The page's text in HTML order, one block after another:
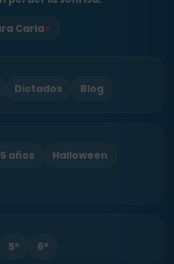
Carla♥
Dictados Blog
5 años
Halloween
5º 6º